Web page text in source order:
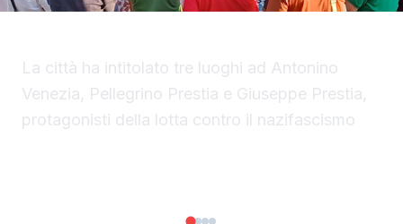
La città ha intitolato tre luoghi ad Antonino
Venezia, Pellegrino Prestia e Giuseppe Prestia,
protagonisti della lotta contro il nazifascismo